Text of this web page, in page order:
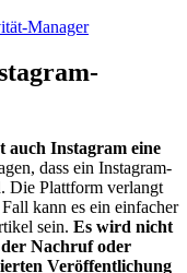
Manager
auch Instagram eine
dass ein Instagram-
Die Plattform verlangt
kann es ein einfacher
sein. Es wird nicht
der Nachruf oder
Veröffentlichung